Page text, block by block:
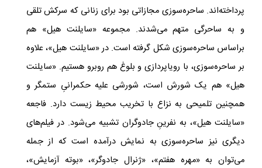
پرداخته‌اند. ساحره‌سوزی مجازاتی بود برای زنانی که سرکش تلقی
و به ساحرگی متهم می‌شدند. مجموعه «سایلنت هیل» هم
براساس ساحره‌سوزی شکل گرفته است. در «سایلنت هیل»، علاوه
بر ساحره‌سوزی، با رویاپردازی و بلوغ هم روبرو هستیم. «سایلنت
هیل» هم یک شورش است، شورشی علیه حکمرانیِ ستمگر و
همچنین تلمیحی به نزاع با تخریب محیط زیست دارد. فاجعه
«سایلنت هیل»، به نفرینِ جادوگران تشبیه می‌شود. در فیلم‌های
دیگری نیز ساحره‌سوزی به نمایش درآمده است که از جمله
می‌توان به «مهره هفتم»، «ژنرال جادوگر»، «بوته آزمایش»،